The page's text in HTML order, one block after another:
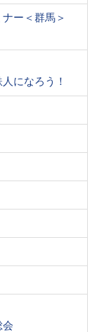
ー＜群馬＞
になろう！